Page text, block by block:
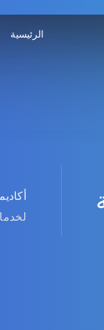
الرئيسية